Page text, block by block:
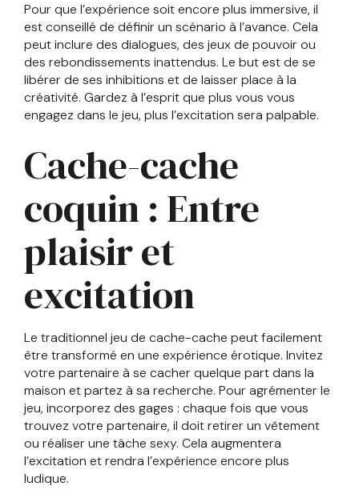
Pour que l’expérience soit encore plus immersive, il
est conseillé de définir un scénario à l’avance. Cela
peut inclure des dialogues, des jeux de pouvoir ou
des rebondissements inattendus. Le but est de se
libérer de ses inhibitions et de laisser place à la
créativité. Gardez à l’esprit que plus vous vous
engagez dans le jeu, plus l’excitation sera palpable.
Cache-cache
coquin : Entre
plaisir et
excitation
Le traditionnel jeu de cache-cache peut facilement
être transformé en une expérience érotique. Invitez
votre partenaire à se cacher quelque part dans la
maison et partez à sa recherche. Pour agrémenter le
jeu, incorporez des gages : chaque fois que vous
trouvez votre partenaire, il doit retirer un vêtement
ou réaliser une tâche sexy. Cela augmentera
l’excitation et rendra l’expérience encore plus
ludique.